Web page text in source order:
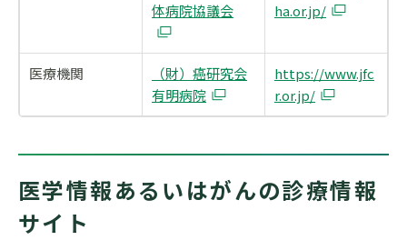
体病院協議会
ha.or.jp/
医療機関
（財）癌研究会
有明病院
https://www.jfc
r.or.jp/
医学情報あるいはがんの診療情報
サイト